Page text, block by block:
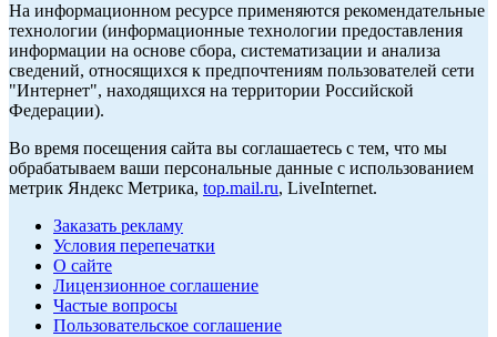
На информационном ресурсе применяются рекомендательные
технологии (информационные технологии предоставления
информации на основе сбора, систематизации и анализа
сведений, относящихся к предпочтениям пользователей сети
"Интернет", находящихся на территории Российской
Федерации).
Во время посещения сайта вы соглашаетесь с тем, что мы
обрабатываем ваши персональные данные с использованием
метрик Яндекс Метрика, top.mail.ru, LiveInternet.
Заказать рекламу
Условия перепечатки
О сайте
Лицензионное соглашение
Частые вопросы
Пользовательское соглашение